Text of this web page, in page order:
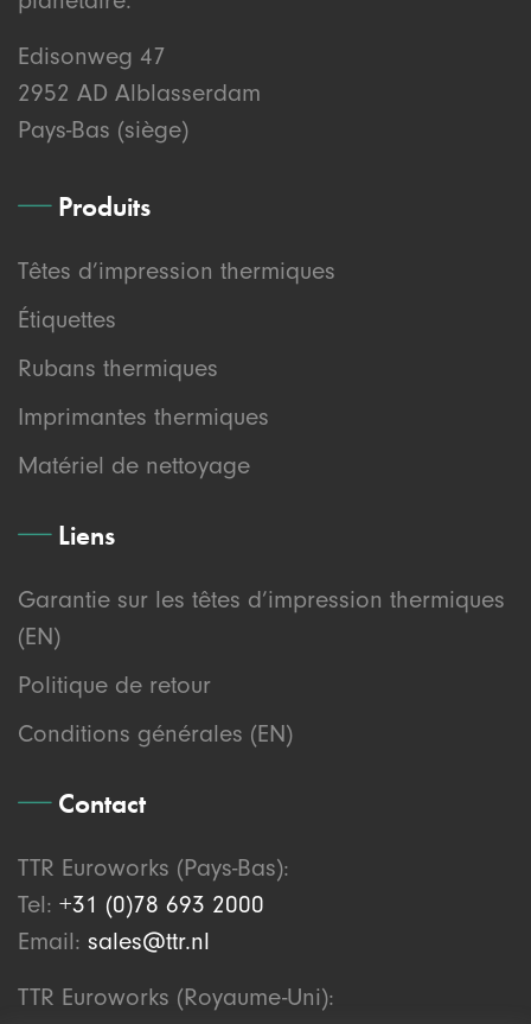
Edisonweg 47
2952 AD Alblasserdam
Pays-Bas (siège)
Produits
Têtes d’impression thermiques
Étiquettes
Rubans thermiques
Imprimantes thermiques
Matériel de nettoyage
Liens
Garantie sur les têtes d’impression thermiques
(EN)
Politique de retour
Conditions générales (EN)
Contact
TTR Euroworks (Pays-Bas):
Tel: +31 (0)78 693 2000
Email: sales@ttr.nl
TTR Euroworks (Royaume-Uni):